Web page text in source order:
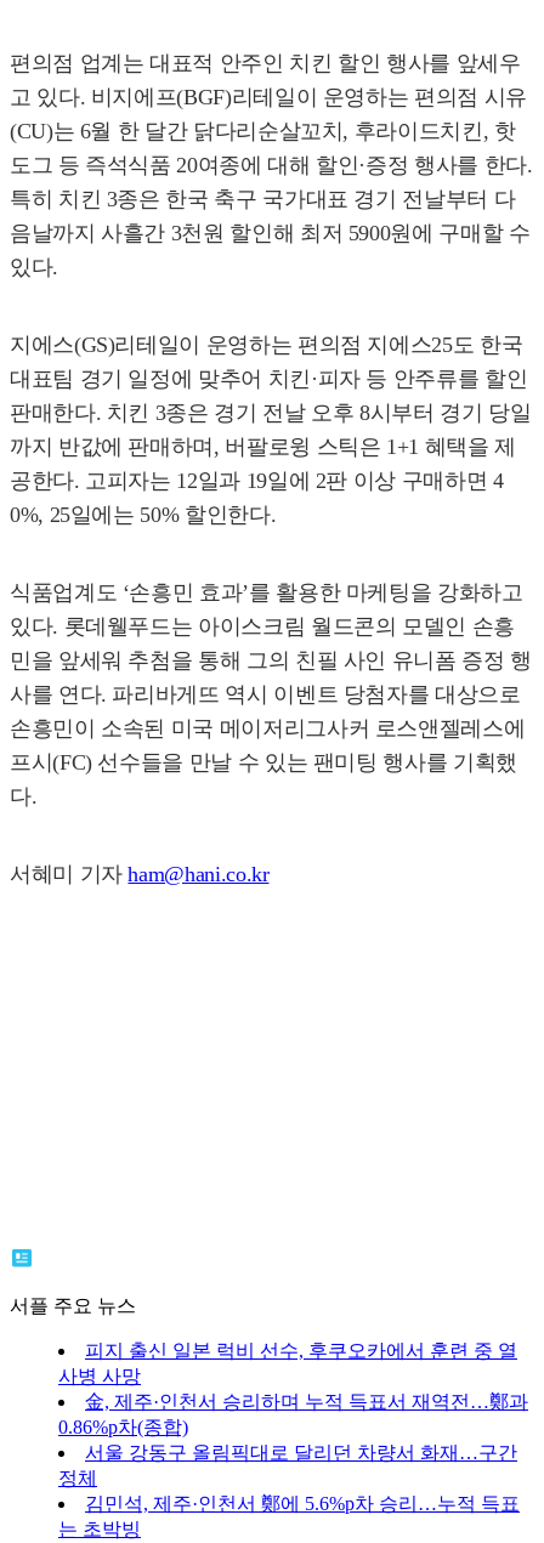
편의점 업계는 대표적 안주인 치킨 할인 행사를 앞세우
고 있다. 비지에프(BGF)리테일이 운영하는 편의점 시유
(CU)는 6월 한 달간 닭다리순살꼬치, 후라이드치킨, 핫
도그 등 즉석식품 20여종에 대해 할인·증정 행사를 한다.
특히 치킨 3종은 한국 축구 국가대표 경기 전날부터 다
음날까지 사흘간 3천원 할인해 최저 5900원에 구매할 수
있다.
지에스(GS)리테일이 운영하는 편의점 지에스25도 한국
대표팀 경기 일정에 맞추어 치킨·피자 등 안주류를 할인
판매한다. 치킨 3종은 경기 전날 오후 8시부터 경기 당일
까지 반값에 판매하며, 버팔로윙 스틱은 1+1 혜택을 제
공한다. 고피자는 12일과 19일에 2판 이상 구매하면 4
0%, 25일에는 50% 할인한다.
식품업계도 ‘손흥민 효과’를 활용한 마케팅을 강화하고
있다. 롯데웰푸드는 아이스크림 월드콘의 모델인 손흥
민을 앞세워 추첨을 통해 그의 친필 사인 유니폼 증정 행
사를 연다. 파리바게뜨 역시 이벤트 당첨자를 대상으로
손흥민이 소속된 미국 메이저리그사커 로스앤젤레스에
프시(FC) 선수들을 만날 수 있는 팬미팅 행사를 기획했
다.
서혜미 기자ham@hani.co.kr
서플 주요 뉴스
피지 출신 일본 럭비 선수, 후쿠오카에서 훈련 중 열
사병 사망
金, 제주·인천서 승리하며 누적 득표서 재역전…鄭과
0.86%p차(종합)
서울 강동구 올림픽대로 달리던 차량서 화재…구간
정체
김민석, 제주·인천서 鄭에 5.6%p차 승리…누적 득표
는 초박빙